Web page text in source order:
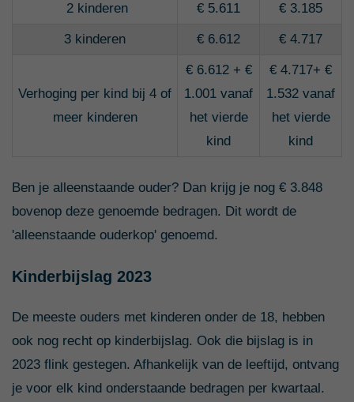
2 kinderen € 5.611 € 3.185
3 kinderen € 6.612 € 4.717
Verhoging per kind bij 4 of
meer kinderen
€ 6.612 + €
1.001 vanaf
het vierde
kind
€ 4.717+ €
1.532 vanaf
het vierde
kind
Ben je alleenstaande ouder? Dan krijg je nog € 3.848
bovenop deze genoemde bedragen. Dit wordt de
'alleenstaande ouderkop' genoemd.
Kinderbijslag 2023
De meeste ouders met kinderen onder de 18, hebben
ook nog recht op kinderbijslag. Ook die bijslag is in
2023 flink gestegen. Afhankelijk van de leeftijd, ontvang
je voor elk kind onderstaande bedragen per kwartaal.